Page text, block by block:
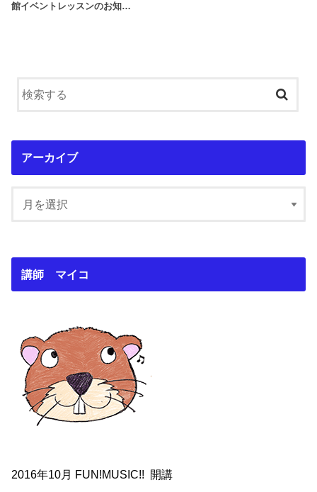
館イベントレッスンのお知…
アーカイブ
講師 マイコ
2016年10月 FUN!MUSIC!! 開講